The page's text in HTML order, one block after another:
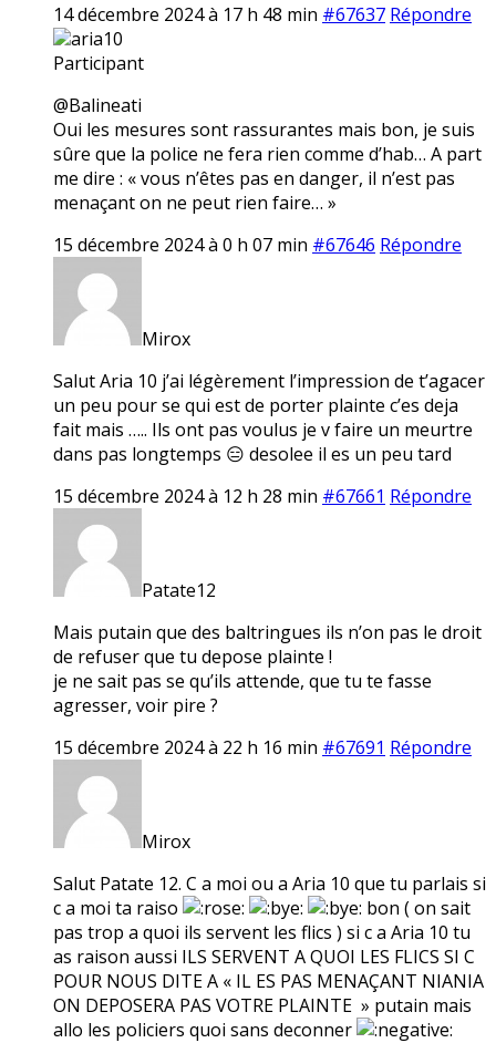
14 décembre 2024 à 17 h 48 min #67637 Répondre
aria10
Participant
@Balineati
Oui les mesures sont rassurantes mais bon, je suis
sûre que la police ne fera rien comme d’hab… A part
me dire : « vous n’êtes pas en danger, il n’est pas
menaçant on ne peut rien faire… »
15 décembre 2024 à 0 h 07 min #67646 Répondre
Mirox
Salut Aria 10 j’ai légèrement l’impression de t’agacer
un peu pour se qui est de porter plainte c’es deja
fait mais ….. Ils ont pas voulus je v faire un meurtre
dans pas longtemps 😑 desolee il es un peu tard
15 décembre 2024 à 12 h 28 min #67661 Répondre
Patate12
Mais putain que des baltringues ils n’on pas le droit
de refuser que tu depose plainte !
je ne sait pas se qu’ils attende, que tu te fasse
agresser, voir pire ?
15 décembre 2024 à 22 h 16 min #67691 Répondre
Mirox
Salut Patate 12. C a moi ou a Aria 10 que tu parlais si
c a moi ta raiso
bon ( on sait
pas trop a quoi ils servent les flics ) si c a Aria 10 tu
as raison aussi ILS SERVENT A QUOI LES FLICS SI C
POUR NOUS DITE A « IL ES PAS MENAÇANT NIANIA
ON DEPOSERA PAS VOTRE PLAINTE » putain mais
allo les policiers quoi sans deconner